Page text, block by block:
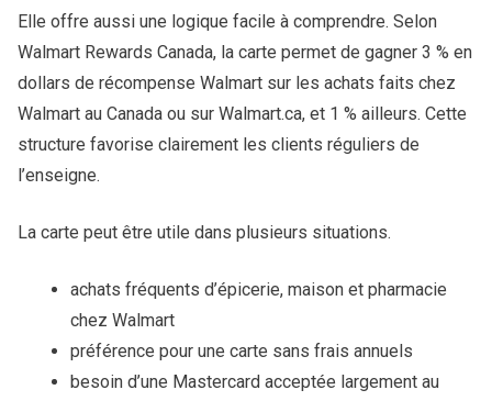
Elle offre aussi une logique facile à comprendre. Selon
Walmart Rewards Canada, la carte permet de gagner 3 % en
dollars de récompense Walmart sur les achats faits chez
Walmart au Canada ou sur Walmart.ca, et 1 % ailleurs. Cette
structure favorise clairement les clients réguliers de
l’enseigne.
La carte peut être utile dans plusieurs situations.
achats fréquents d’épicerie, maison et pharmacie
chez Walmart
préférence pour une carte sans frais annuels
besoin d’une Mastercard acceptée largement au